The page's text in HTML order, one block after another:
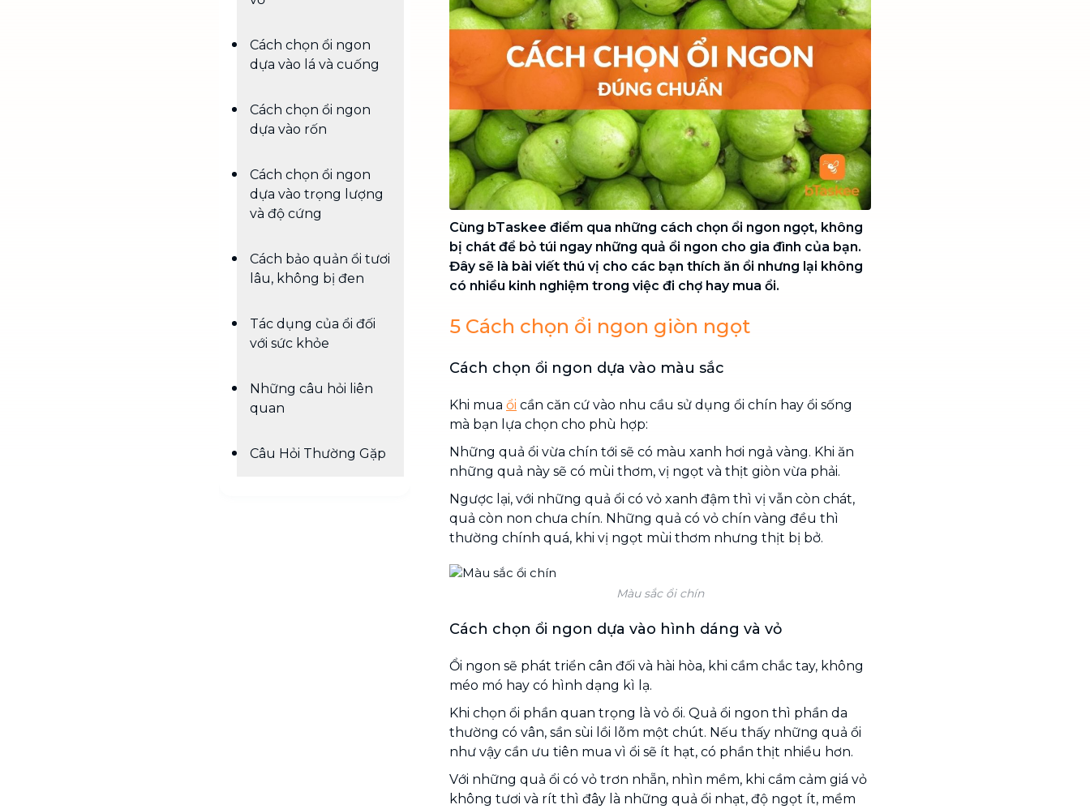
Chuyển nhà trọn gói, không lo dọn
dẹp nơi đi nơi đến
Vệ sinh công nghiệp NEW
Vệ sinh chuyên nghiệp cho văn
phòng, nhà xưởng, công trình lớn
Cách chọn ổi ngon
dựa vào lá và cuống
Cách chọn ổi ngon
dựa vào rốn
Cách chọn ổi ngon
dựa vào trọng lượng
và độ cứng
Cách bảo quản ổi tươi
lâu, không bị đen
Tác dụng của ổi đối
với sức khỏe
Những câu hỏi liên
quan
Câu Hỏi Thường Gặp
Cùng bTaskee điểm qua những cách chọn ổi ngon ngọt, không
bị chát để bỏ túi ngay những quả ổi ngon cho gia đình của bạn.
Đây sẽ là bài viết thú vị cho các bạn thích ăn ổi nhưng lại không
có nhiều kinh nghiệm trong việc đi chợ hay mua ổi.
5 Cách chọn ổi ngon giòn ngọt
Cách chọn ổi ngon dựa vào màu sắc
Khi mua ổi cần căn cứ vào nhu cầu sử dụng ổi chín hay ổi sống
mà bạn lựa chọn cho phù hợp:
Những quả ổi vừa chín tới sẽ có màu xanh hơi ngả vàng. Khi ăn
những quả này sẽ có mùi thơm, vị ngọt và thịt giòn vừa phải.
Ngược lại, với những quả ổi có vỏ xanh đậm thì vị vẫn còn chát,
quả còn non chưa chín. Những quả có vỏ chín vàng đều thì
thường chính quá, khi vị ngọt mùi thơm nhưng thịt bị bở.
Màu sắc ổi chín
Cách chọn ổi ngon dựa vào hình dáng và vỏ
Ổi ngon sẽ phát triển cân đối và hài hòa, khi cầm chắc tay, không
méo mó hay có hình dạng kì lạ.
Khi chọn ổi phần quan trọng là vỏ ổi. Quả ổi ngon thì phần da
thường có vân, sần sùi lồi lõm một chút. Nếu thấy những quả ổi
như vậy cần ưu tiên mua vì ổi sẽ ít hạt, có phần thịt nhiều hơn.
Với những quả ổi có vỏ trơn nhẵn, nhìn mềm, khi cầm cảm giá vỏ
không tươi và rít thì đây là những quả ổi nhạt, độ ngọt ít, mềm